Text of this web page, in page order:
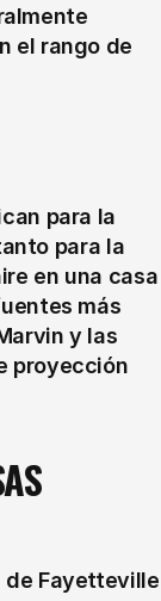
el rango de
para la
para la
en una casa
más
y las
proyección
de Fayetteville